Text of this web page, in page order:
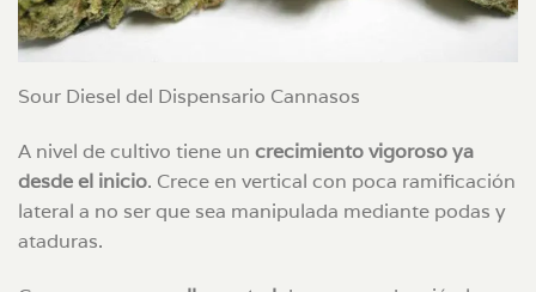
Sour Diesel del Dispensario Cannasos
A nivel de cultivo tiene un crecimiento vigoroso ya
desde el inicio. Crece en vertical con poca ramificación
lateral a no ser que sea manipulada mediante podas y
ataduras.